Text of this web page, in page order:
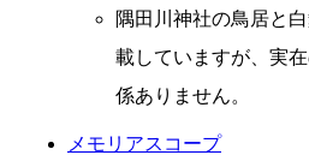
隅田川神社の鳥居と
載していますが、実
係ありません。
メモリアスコープ